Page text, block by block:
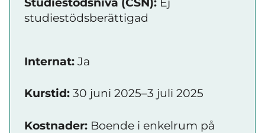
studiestödsberättigad
Internat: Ja
Kurstid: 30 juni 2025–3 juli 2025
Kostnader: Boende i enkelrum på